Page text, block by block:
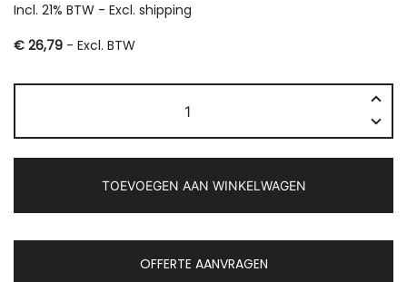
Incl. 21% BTW - Excl. shipping
€ 26,79 - Excl. BTW
RJ12,
aantal
TOEVOEGEN AAN WINKELWAGEN
OFFERTE AANVRAGEN